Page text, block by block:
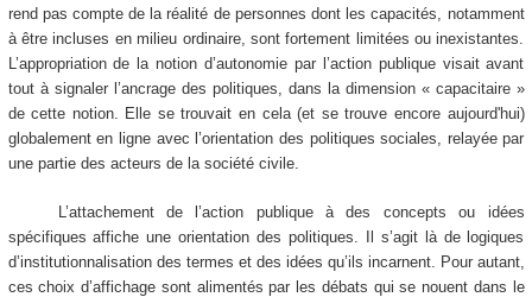
rend pas compte de la réalité de personnes dont les capacités, notamment
à être incluses en milieu ordinaire, sont fortement limitées ou inexistantes.
L’appropriation de la notion d’autonomie par l’action publique visait avant
tout à signaler l’ancrage des politiques, dans la dimension « capacitaire »
de cette notion. Elle se trouvait en cela (et se trouve encore aujourd'hui)
globalement en ligne avec l’orientation des politiques sociales, relayée par
une partie des acteurs de la société civile.
L’attachement de l’action publique à des concepts ou idées
spécifiques affiche une orientation des politiques. Il s’agit là de logiques
d’institutionnalisation des termes et des idées qu’ils incarnent. Pour autant,
ces choix d’affichage sont alimentés par les débats qui se nouent dans le